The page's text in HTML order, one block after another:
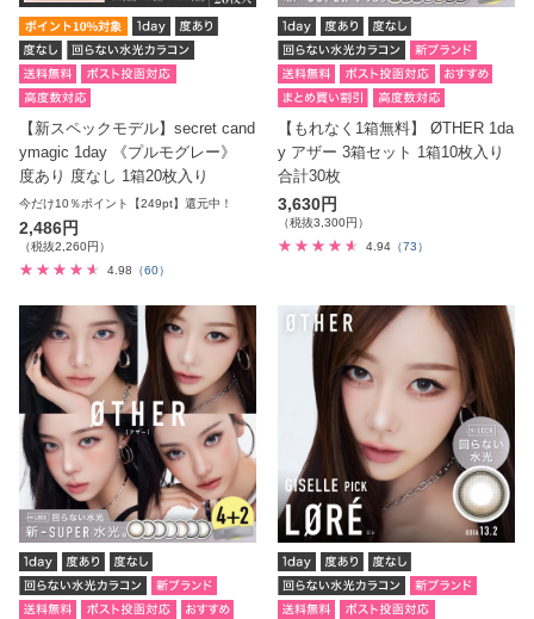
【新スペックモデル】secret cand
ymagic 1day 《プルモグレー》
度あり 度なし 1箱20枚入り
今だけ10％ポイント【249pt】還元中！
2,486円
（税抜2,260円）
4.98 （60）
【もれなく1箱無料】 ØTHER 1da
y アザー 3箱セット 1箱10枚入り
合計30枚
3,630円
（税抜3,300円）
4.94 （73）